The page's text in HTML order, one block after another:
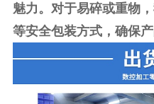
魅力。对于易碎或重物
等安全包装方式，确保